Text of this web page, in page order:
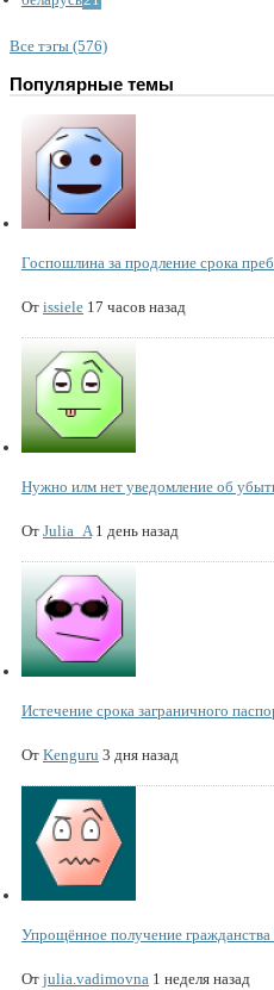
Все тэгы (576)
Популярные темы
Госпошлина за продление срока
От issiele 17 часов назад
Нужно илм нет уведомление об
От Julia_A 1 день назад
Истечение срока заграничного
От Kenguru 3 дня назад
Упрощённое получение
От julia.vadimovna 1 неделя назад